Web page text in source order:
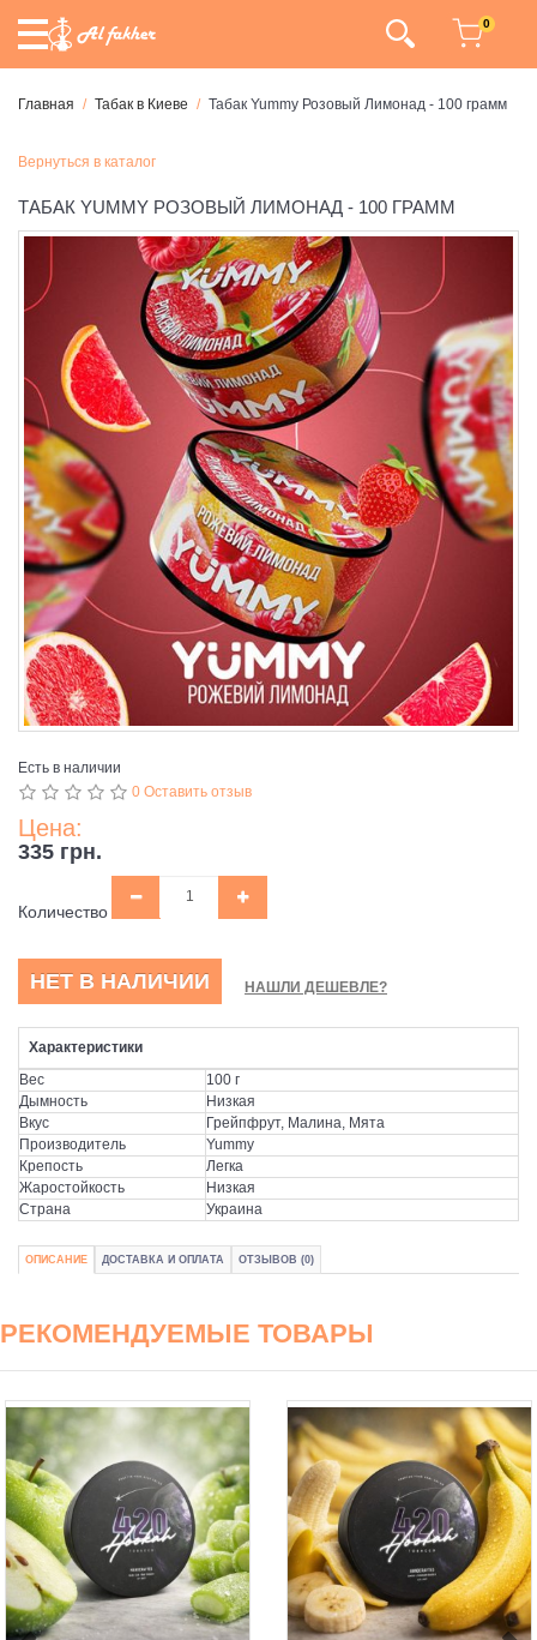
0
Главная Табак в Киеве Табак Yummy Розовый Лимонад - 100 грамм
Вернуться в каталог
ТАБАК YUMMY РОЗОВЫЙ ЛИМОНАД - 100 ГРАММ
Есть в наличии
0 Оставить отзыв
Цена:
335 грн.
Количество
НЕТ В НАЛИЧИИ НАШЛИ ДЕШЕВЛЕ?
Характеристики
Вес
100 г
Дымность
Низкая
Вкус
Грейпфрут, Малина, Мята
Производитель
Yummy
Крепость
Легка
Жаростойкость
Низкая
Страна
Украина
ОПИСАНИЕ ДОСТАВКА И ОПЛАТА ОТЗЫВОВ (0)
РЕКОМЕНДУЕМЫЕ ТОВАРЫ